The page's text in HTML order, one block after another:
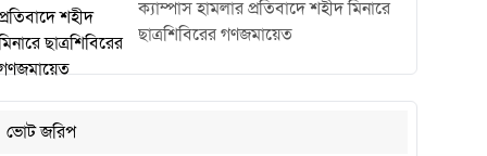
ক্যাম্পাস হামলার প্রতিবাদে শহীদ মিনারে
ছাত্রশিবিরের গণজমায়েত
ভোট জরিপ